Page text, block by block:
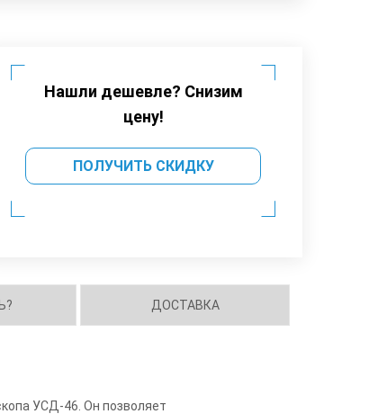
Нашли дешевле? Снизим
цену!
ПОЛУЧИТЬ СКИДКУ
ДОСТАВКА
УСД-46. Он позволяет